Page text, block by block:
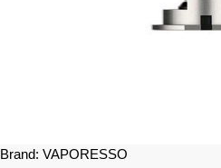
Brand: VAPORESSO